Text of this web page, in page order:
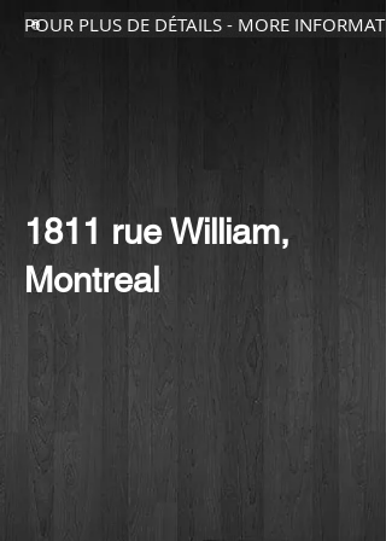
POUR PLUS DE DÉTAILS - MORE
1811 rue William,
Montreal